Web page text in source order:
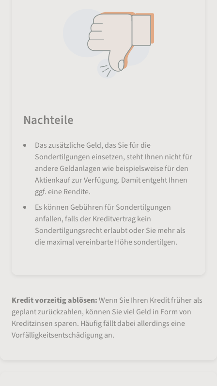
Nachteile
Das zusätzliche Geld, das Sie für die
Sondertilgungen einsetzen, steht Ihnen nicht für
andere Geldanlagen wie beispielsweise für den
Aktienkauf zur Verfügung. Damit entgeht Ihnen
ggf. eine Rendite.
Es können Gebühren für Sondertilgungen
anfallen, falls der Kreditvertrag kein
Sondertilgungsrecht erlaubt oder Sie mehr als
die maximal vereinbarte Höhe sondertilgen.
Kredit vorzeitig ablösen:Wenn Sie Ihren Kredit früher als
geplant zurückzahlen, können Sie viel Geld in Form von
Kreditzinsen sparen. Häufig fällt dabei allerdings eine
Vorfälligkeitsentschädigung an.